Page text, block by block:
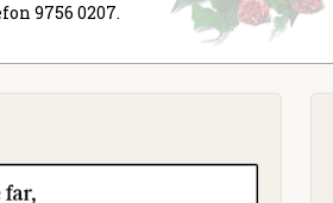
9756 0207.